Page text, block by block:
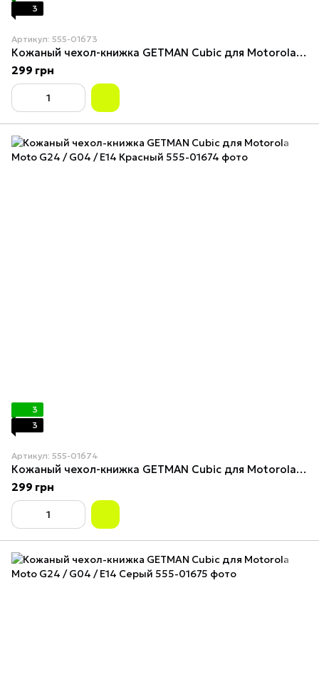
3
Артикул: 555-01673
Кожаный чехол-книжка GETMAN Cubic для Motorola Moto G24 / G04 / E14 Зелёный
299 грн
3
3
Артикул: 555-01674
Кожаный чехол-книжка GETMAN Cubic для Motorola Moto G24 / G04 / E14 Красный
299 грн